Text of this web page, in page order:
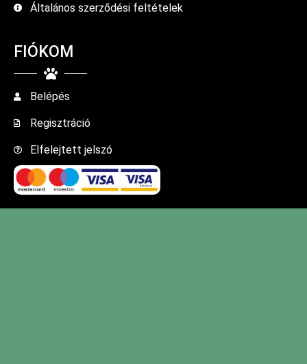
Általános szerződési feltételek
FIÓKOM
Belépés
Regisztráció
Elfelejtett jelszó